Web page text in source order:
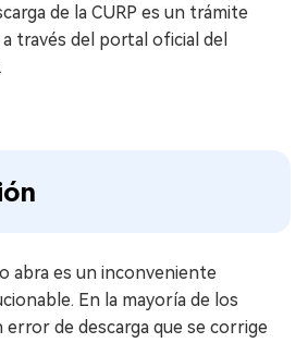
de la CURP es un trámite
través del portal oficial del
abra es un inconveniente
En la mayoría de los
error de descarga que se corrige